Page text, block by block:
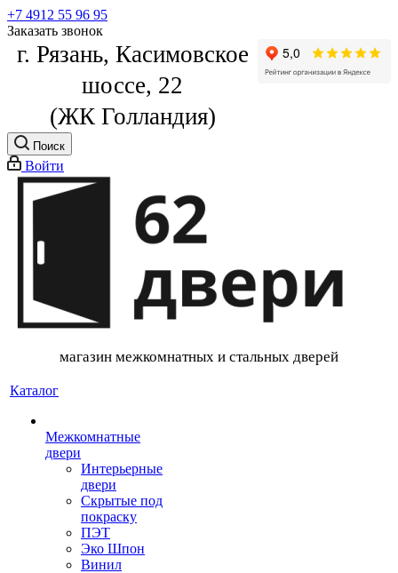
+7 4912 55 96 95
Заказать звонок
г. Рязань, Касимовское
шоссе, 22
(ЖК Голландия)
Поиск
Войти
магазин межкомнатных и стальных дверей
Каталог
Межкомнатные
двери
Интерьерные
двери
Скрытые под
покраску
ПЭТ
Эко Шпон
Винил